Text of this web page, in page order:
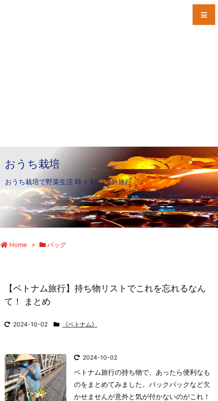
おうち栽培
おうち栽培で野菜生活 時々 ECO海外旅行
検索
Home > バッグ
【ベトナム旅行】持ち物リストでこれを忘れるなん
て！ まとめ
2024-10-02 《ベトナム》
2024-10-02
ベトナム旅行の持ち物で、あったら便利なも
のをまとめてみました。バックパックなど欠
かせませんが意外と気が付かないのがこれ！